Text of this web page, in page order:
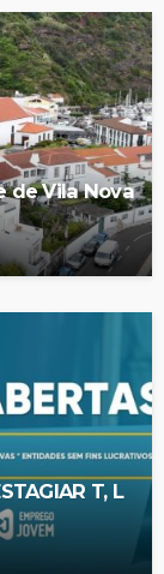
de Vila Nova
T, L